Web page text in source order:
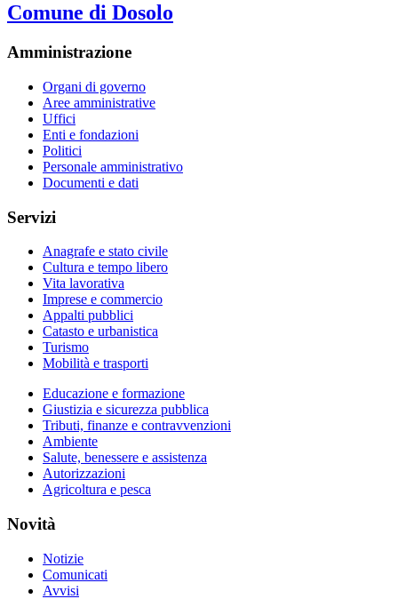
Comune di Dosolo
Amministrazione
Organi di governo
Aree amministrative
Uffici
Enti e fondazioni
Politici
Personale amministrativo
Documenti e dati
Servizi
Anagrafe e stato civile
Cultura e tempo libero
Vita lavorativa
Imprese e commercio
Appalti pubblici
Catasto e urbanistica
Turismo
Mobilità e trasporti
Educazione e formazione
Giustizia e sicurezza pubblica
Tributi, finanze e contravvenzioni
Ambiente
Salute, benessere e assistenza
Autorizzazioni
Agricoltura e pesca
Novità
Notizie
Comunicati
Avvisi